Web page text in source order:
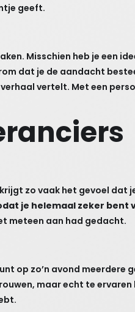
geeft.
Misschien heb je een
dat je de aandacht
vertelt. Met een
zo vaak het gevoel dat
je helemaal zeker bent
meteen aan had gedacht.
op zo’n avond meerdere
maar echt te